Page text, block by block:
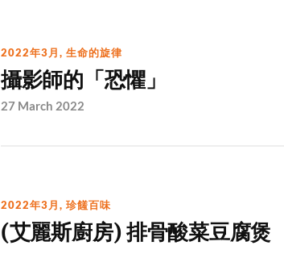
2022年3月, 生命的旋律
攝影師的「恐懼」
27 March 2022
2022年3月, 珍饈百味
(艾麗斯廚房) 排骨酸菜豆腐煲